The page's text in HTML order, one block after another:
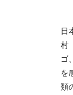
日
村
ゴ
を
類